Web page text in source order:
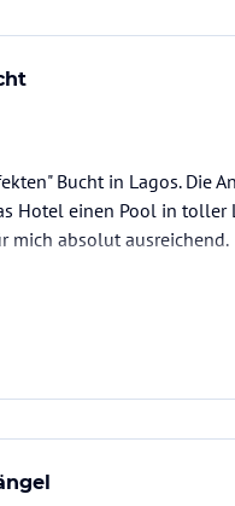
Bucht in Lagos. Die
Hotel einen Pool in toller
mich absolut ausreichend.